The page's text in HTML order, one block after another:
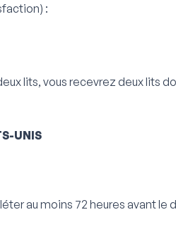
:
lits, vous recevrez deux lits
UNIS
au moins 72 heures avant